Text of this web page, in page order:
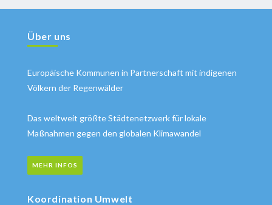
Über uns
Europäische Kommunen in Partnerschaft mit indigenen
Völkern der Regenwälder
Das weltweit größte Städtenetzwerk für lokale
Maßnahmen gegen den globalen Klimawandel
MEHR INFOS
Koordination Umwelt